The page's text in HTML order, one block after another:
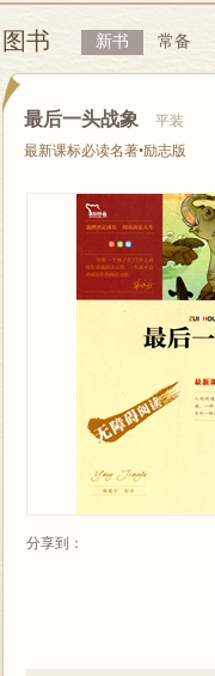
图书 新书 常备
最后一头战象
平装
最新课标必读名著•励志版
分享到：